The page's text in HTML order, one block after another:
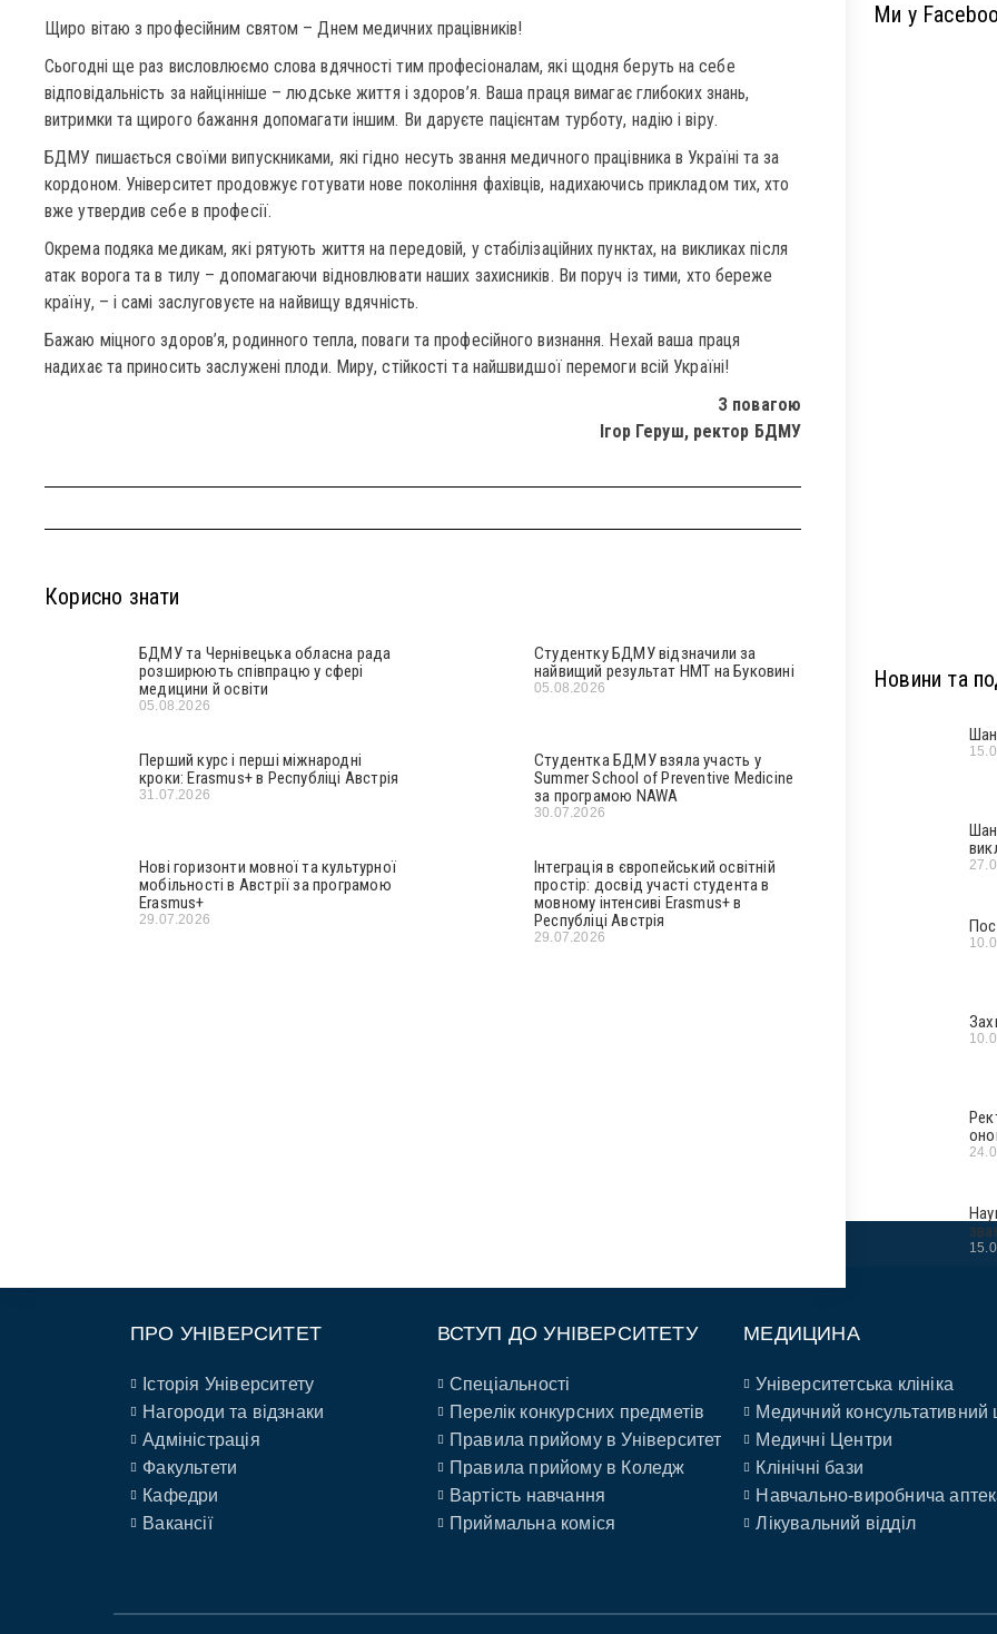
Щиро вітаю з професійним святом – Днем медичних працівників!
Сьогодні ще раз висловлюємо слова вдячності тим професіоналам, які щодня беруть на себе
відповідальність за найцінніше – людське життя і здоров’я. Ваша праця вимагає глибоких знань,
витримки та щирого бажання допомагати іншим. Ви даруєте пацієнтам турботу, надію і віру.
БДМУ пишається своїми випускниками, які гідно несуть звання медичного працівника в Україні та за
кордоном. Університет продовжує готувати нове покоління фахівців, надихаючись прикладом тих, хто
вже утвердив себе в професії.
Окрема подяка медикам, які рятують життя на передовій, у стабілізаційних пунктах, на викликах після
атак ворога та в тилу – допомагаючи відновлювати наших захисників. Ви поруч із тими, хто береже
країну, – і самі заслуговуєте на найвищу вдячність.
Бажаю міцного здоров’я, родинного тепла, поваги та професійного визнання. Нехай ваша праця
надихає та приносить заслужені плоди. Миру, стійкості та найшвидшої перемоги всій Україні!
З повагою
Ігор Геруш, ректор БДМУ
Корисно знати
БДМУ та Чернівецька обласна рада
розширюють співпрацю у сфері
медицини й освіти
05.08.2026
Студентку БДМУ відзначили за
найвищий результат НМТ на Буковині
05.08.2026
Перший курс і перші міжнародні
кроки: Erasmus+ в Республіці Австрія
31.07.2026
Студентка БДМУ взяла участь у
Summer School of Preventive Medicine
за програмою NAWA
30.07.2026
Нові горизонти мовної та культурної
мобільності в Австрії за програмою
Erasmus+
29.07.2026
Інтеграція в європейський освітній
простір: досвід участі студента в
мовному інтенсиві Erasmus+ в
Республіці Австрія
29.07.2026
Ми у
Новини та
ПРО УНІВЕРСИТЕТ
Історія Університету
Нагороди та відзнаки
Адміністрація
Факультети
Кафедри
Вакансії
ВСТУП ДО УНІВЕРСИТЕТУ
Спеціальності
Перелік конкурсних предметів
Правила прийому в Університет
Правила прийому в Коледж
Вартість навчання
Приймальна коміся
МЕДИЦИНА
Університетська клініка
Медичний консультативний
Медичні Центри
Клінічні бази
Навчально-виробнича
Лікувальний відділ